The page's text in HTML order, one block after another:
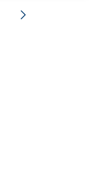
Successiva »